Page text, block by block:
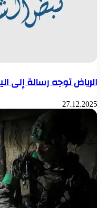
الرياض توجه رسالة إلى
27.12.2025